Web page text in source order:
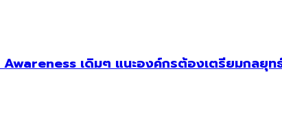
เดิมๆ แนะองค์กรต้องเตรียมกลยุท